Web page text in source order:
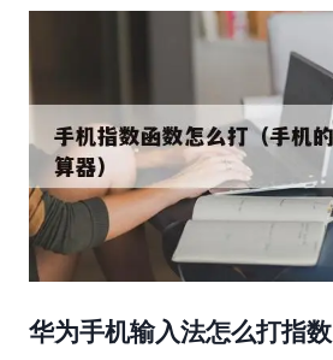
华为手机输入法怎么打指数